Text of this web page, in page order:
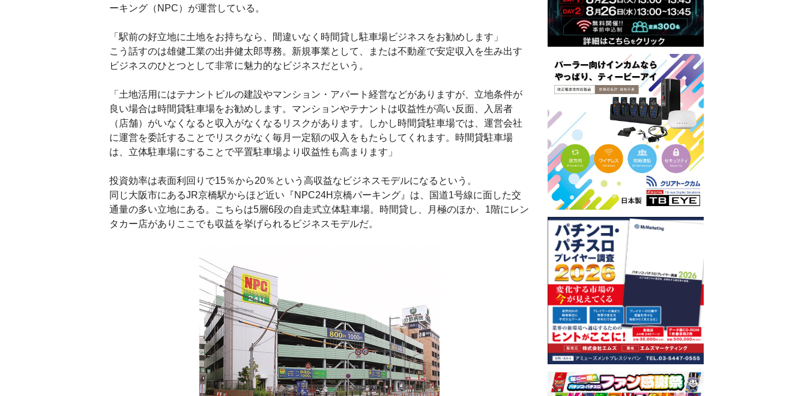
ーキング（NPC）が運営している。
「駅前の好立地に土地をお持ちなら、間違いなく時間貸し駐車場ビジネスをお勧めします」
こう話すのは雄健工業の出井健太郎専務。新規事業として、または不動産で安定収入を生み出す
ビジネスのひとつとして非常に魅力的なビジネスだという。
「土地活用にはテナントビルの建設やマンション・アパート経営などがありますが、立地条件が
良い場合は時間貸駐車場をお勧めします。マンションやテナントは収益性が高い反面、入居者
（店舗）がいなくなると収入がなくなるリスクがあります。しかし時間貸駐車場では、運営会社
に運営を委託することでリスクがなく毎月一定額の収入をもたらしてくれます。時間貸駐車場
は、立体駐車場にすることで平置駐車場より収益性も高まります」
投資効率は表面利回りで15％から20％という高収益なビジネスモデルになるという。
同じ大阪市にあるJR京橋駅からほど近い『NPC24H京橋パーキング』は、国道1号線に面した交
通量の多い立地にある。こちらは5層6段の自走式立体駐車場。時間貸し、月極のほか、1階にレン
タカー店がありここでも収益を挙げられるビジネスモデルだ。